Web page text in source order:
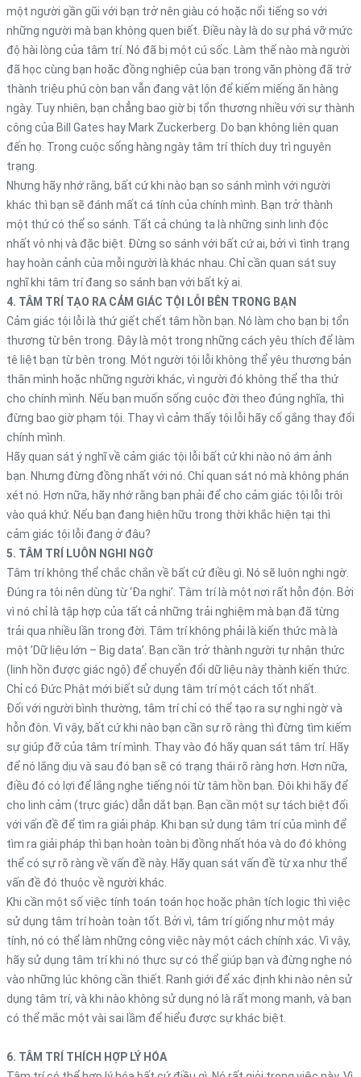
một người gần gũi với bạn trở nên giàu có hoặc nổi tiếng so với
những người mà bạn không quen biết. Điều này là do sự phá vỡ mức
độ hài lòng của tâm trí. Nó đã bị một cú sốc. Làm thế nào mà người
đã học cùng bạn hoặc đồng nghiệp của bạn trong văn phòng đã trở
thành triệu phú còn bạn vẫn đang vật lộn để kiếm miếng ăn hàng
ngày. Tuy nhiên, bạn chẳng bao giờ bị tổn thương nhiều với sự thành
công của Bill Gates hay Mark Zuckerberg. Do bạn không liên quan
đến họ. Trong cuộc sống hàng ngày tâm trí thích duy trì nguyên
trạng.
Nhưng hãy nhớ rằng, bất cứ khi nào bạn so sánh mình với người
khác thì bạn sẽ đánh mất cá tính của chính mình. Bạn trở thành
một thứ có thể so sánh. Tất cả chúng ta là những sinh linh độc
nhất vô nhị và đặc biệt. Đừng so sánh với bất cứ ai, bởi vì tình trạng
hay hoàn cảnh của mỗi người là khác nhau. Chỉ cần quan sát suy
nghĩ khi tâm trí đang so sánh bạn với bất kỳ ai.
4. TÂM TRÍ TẠO RA CẢM GIÁC TỘI LỖI BÊN TRONG BẠN
Cảm giác tội lỗi là thứ giết chết tâm hồn bạn. Nó làm cho bạn bị tổn
thương từ bên trong. Đây là một trong những cách yêu thích để làm
tê liệt bạn từ bên trong. Một người tội lỗi không thể yêu thương bản
thân mình hoặc những người khác, vì người đó không thể tha thứ
cho chính mình. Nếu bạn muốn sống cuộc đời theo đúng nghĩa, thì
đừng bao giờ phạm tội. Thay vì cảm thấy tội lỗi hãy cố gắng thay đổi
chính mình.
Hãy quan sát ý nghĩ về cảm giác tội lỗi bất cứ khi nào nó ám ảnh
bạn. Nhưng đừng đồng nhất với nó. Chỉ quan sát nó mà không phán
xét nó. Hơn nữa, hãy nhớ rằng bạn phải để cho cảm giác tội lỗi trôi
vào quá khứ. Nếu bạn đang hiện hữu trong thời khắc hiện tại thì
cảm giác tội lỗi đang ở đâu?
5. TÂM TRÍ LUÔN NGHI NGỜ
Tâm trí không thể chắc chắn về bất cứ điều gì. Nó sẽ luôn nghi ngờ.
Đúng ra tôi nên dùng từ ‘Đa nghi’. Tâm trí là một nơi rất hỗn độn. Bởi
vì nó chỉ là tập hợp của tất cả những trải nghiệm mà bạn đã từng
trải qua nhiều lần trong đời. Tâm trí không phải là kiến thức mà là
một ’Dữ liệu lớn – Big data’. Bạn cần trở thành người tự nhận thức
(linh hồn được giác ngộ) để chuyển đổi dữ liệu này thành kiến thức.
Chỉ có Đức Phật mới biết sử dụng tâm trí một cách tốt nhất.
Đối với người bình thường, tâm trí chỉ có thể tạo ra sự nghi ngờ và
hỗn đôn. Vì vậy, bất cứ khi nào bạn cần sự rõ ràng thì đừng tìm kiếm
sự giúp đỡ của tâm trí mình. Thay vào đó hãy quan sát tâm trí. Hãy
để nó lắng dịu và sau đó bạn sẽ có trạng thái rõ ràng hơn. Hơn nữa,
điều đó có lợi để lắng nghe tiếng nói từ tâm hồn bạn. Đôi khi hãy để
cho linh cảm (trực giác) dẫn dắt bạn. Bạn cần một sự tách biệt đối
với vấn đề để tìm ra giải pháp. Khi bạn sử dụng tâm trí của mình để
tìm ra giải pháp thì bạn hoàn toàn bị đồng nhất hóa và do đó không
thể có sự rõ ràng về vấn đề này. Hãy quan sát vấn đề từ xa như thể
vấn đề đó thuộc về người khác.
Khi cần một số việc tính toán toán học hoặc phân tích logic thì việc
sử dụng tâm trí hoàn toàn tốt. Bởi vì, tâm trí giống như một máy
tính, nó có thể làm những công việc này một cách chính xác. Vì vậy,
hãy sử dụng tâm trí khi nó thực sự có thể giúp bạn và đừng nghe nó
vào những lúc không cần thiết. Ranh giới để xác định khi nào nên sử
dụng tâm trí, và khi nào không sử dụng nó là rất mong manh, và bạn
có thể mắc một vài sai lầm để hiểu được sự khác biệt.
6. TÂM TRÍ THÍCH HỢP LÝ HÓA